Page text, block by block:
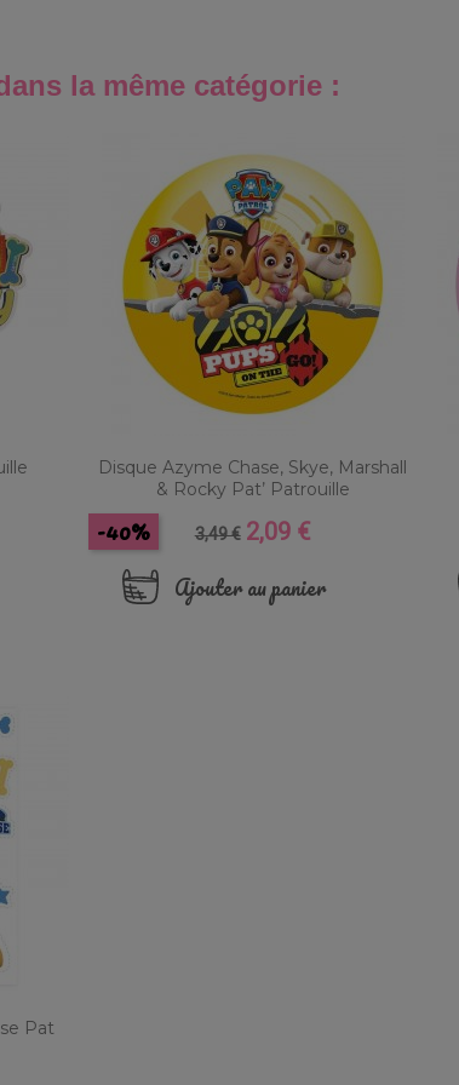
la même catégorie :
Disque Azyme Chase, Skye, Marshall
& Rocky Pat’ Patrouille
Prix
base
3,49 €
-40% Prix
2,09 €
Ajouter au panier
Pat